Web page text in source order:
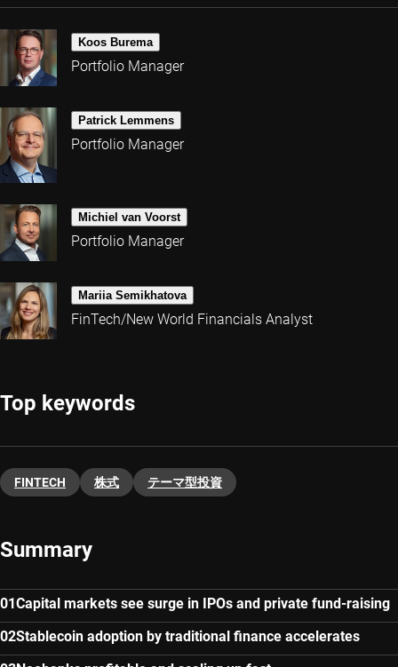
Koos Burema
Portfolio Manager
Patrick Lemmens
Portfolio Manager
Michiel van Voorst
Portfolio Manager
Mariia Semikhatova
FinTech/New World Financials Analyst
Top keywords
FINTECH 株式 テーマ型投資
Summary
Capital markets see surge in IPOs and private fund-raising
Stablecoin adoption by traditional finance accelerates